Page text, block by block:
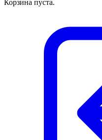
Корзина пуста.